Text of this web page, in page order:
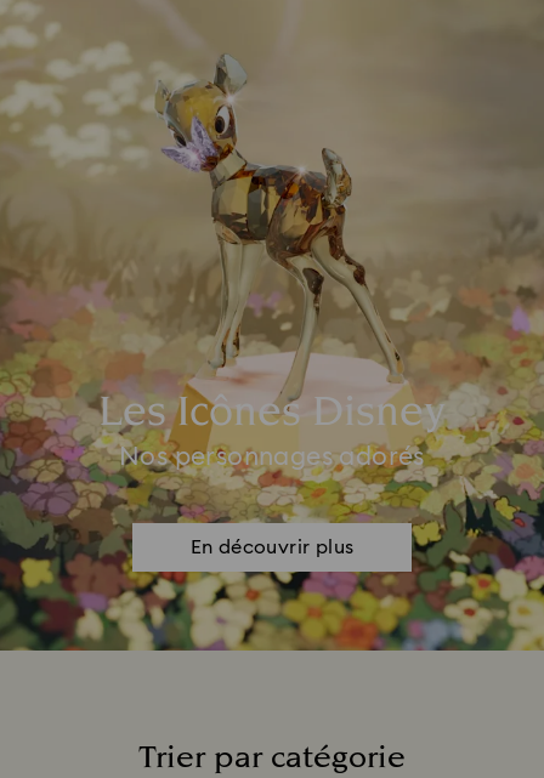
Les Icônes Disney
Nos personnages adorés
En découvrir plus
Trier par catégorie